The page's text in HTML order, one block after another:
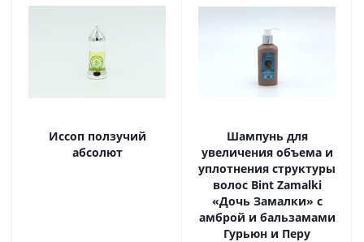
Иссоп ползучий
абсолют
Шампунь для
увеличения объема и
уплотнения структуры
волос Bint Zamalki
«Дочь Замалки» с
амброй и бальзамами
Гурьюн и Перу